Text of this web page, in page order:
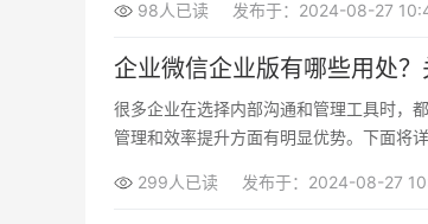
98人已读 发布于：2024-08-27
企业微信企业版有哪些用处
很多企业在选择内部沟通和管理工具时，
管理和效率提升方面有明显优势。下面将
299人已读 发布于：2024-08-27